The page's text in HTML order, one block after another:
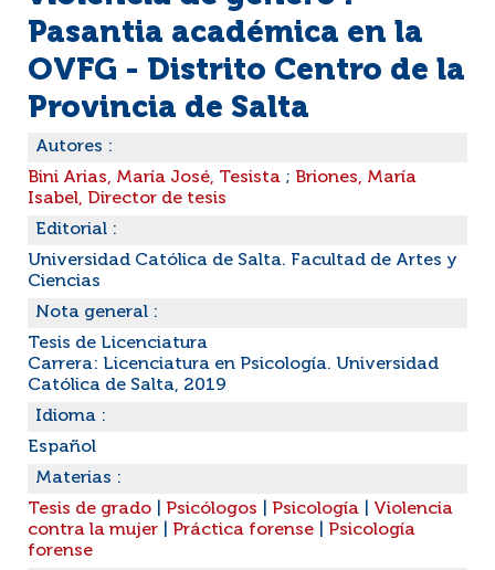
Pasantia académica en la
OVFG - Distrito Centro de la
Provincia de Salta
Autores :
Bini Arias, María José, Tesista ; Briones, María
Isabel, Director de tesis
Editorial :
Universidad Católica de Salta. Facultad de Artes y
Ciencias
Nota general :
Tesis de Licenciatura
Carrera: Licenciatura en Psicología. Universidad
Católica de Salta, 2019
Idioma :
Español
Materias :
Tesis de grado
Psicólogos Psicología
Violencia
contra la mujer
Práctica forense
Psicología
forense